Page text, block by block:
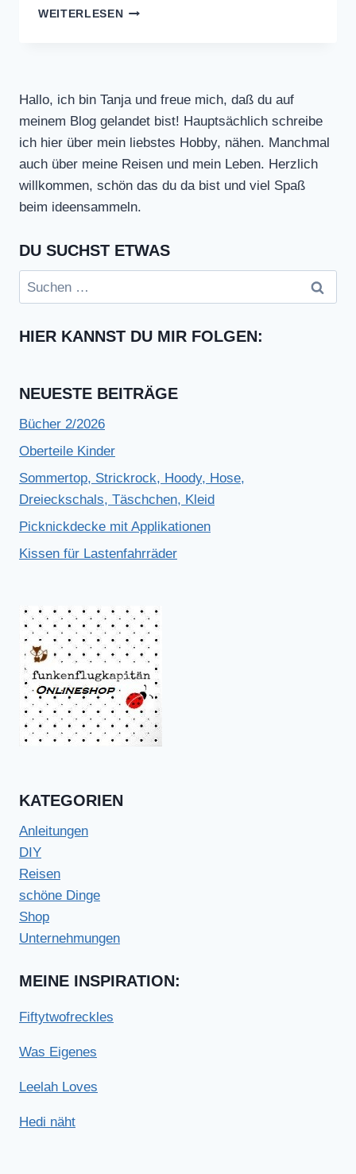
WEITERLESENWINDBREAKER
Hallo, ich bin Tanja und freue mich, daß du auf
meinem Blog gelandet bist! Hauptsächlich schreibe
ich hier über mein liebstes Hobby, nähen. Manchmal
auch über meine Reisen und mein Leben. Herzlich
willkommen, schön das du da bist und viel Spaß
beim ideensammeln.
DU SUCHST ETWAS
Suchen
nach:
HIER KANNST DU MIR FOLGEN:
NEUESTE BEITRÄGE
Bücher 2/2026
Oberteile Kinder
Sommertop, Strickrock, Hoody, Hose,
Dreieckschals, Täschchen, Kleid
Picknickdecke mit Applikationen
Kissen für Lastenfahrräder
KATEGORIEN
Anleitungen
DIY
Reisen
schöne Dinge
Shop
Unternehmungen
MEINE INSPIRATION:
Fiftytwofreckles
Was Eigenes
Leelah Loves
Hedi näht